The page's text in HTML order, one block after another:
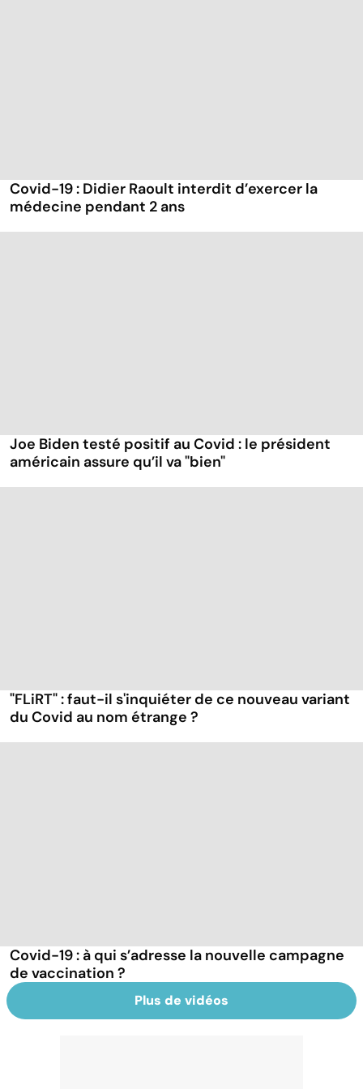
Covid-19 : Didier Raoult interdit d’exercer la
médecine pendant 2 ans
Joe Biden testé positif au Covid : le président
américain assure qu’il va "bien"
"FLiRT" : faut-il s'inquiéter de ce nouveau variant
du Covid au nom étrange ?
Covid-19 : à qui s’adresse la nouvelle campagne
de vaccination ?
Plus de vidéos